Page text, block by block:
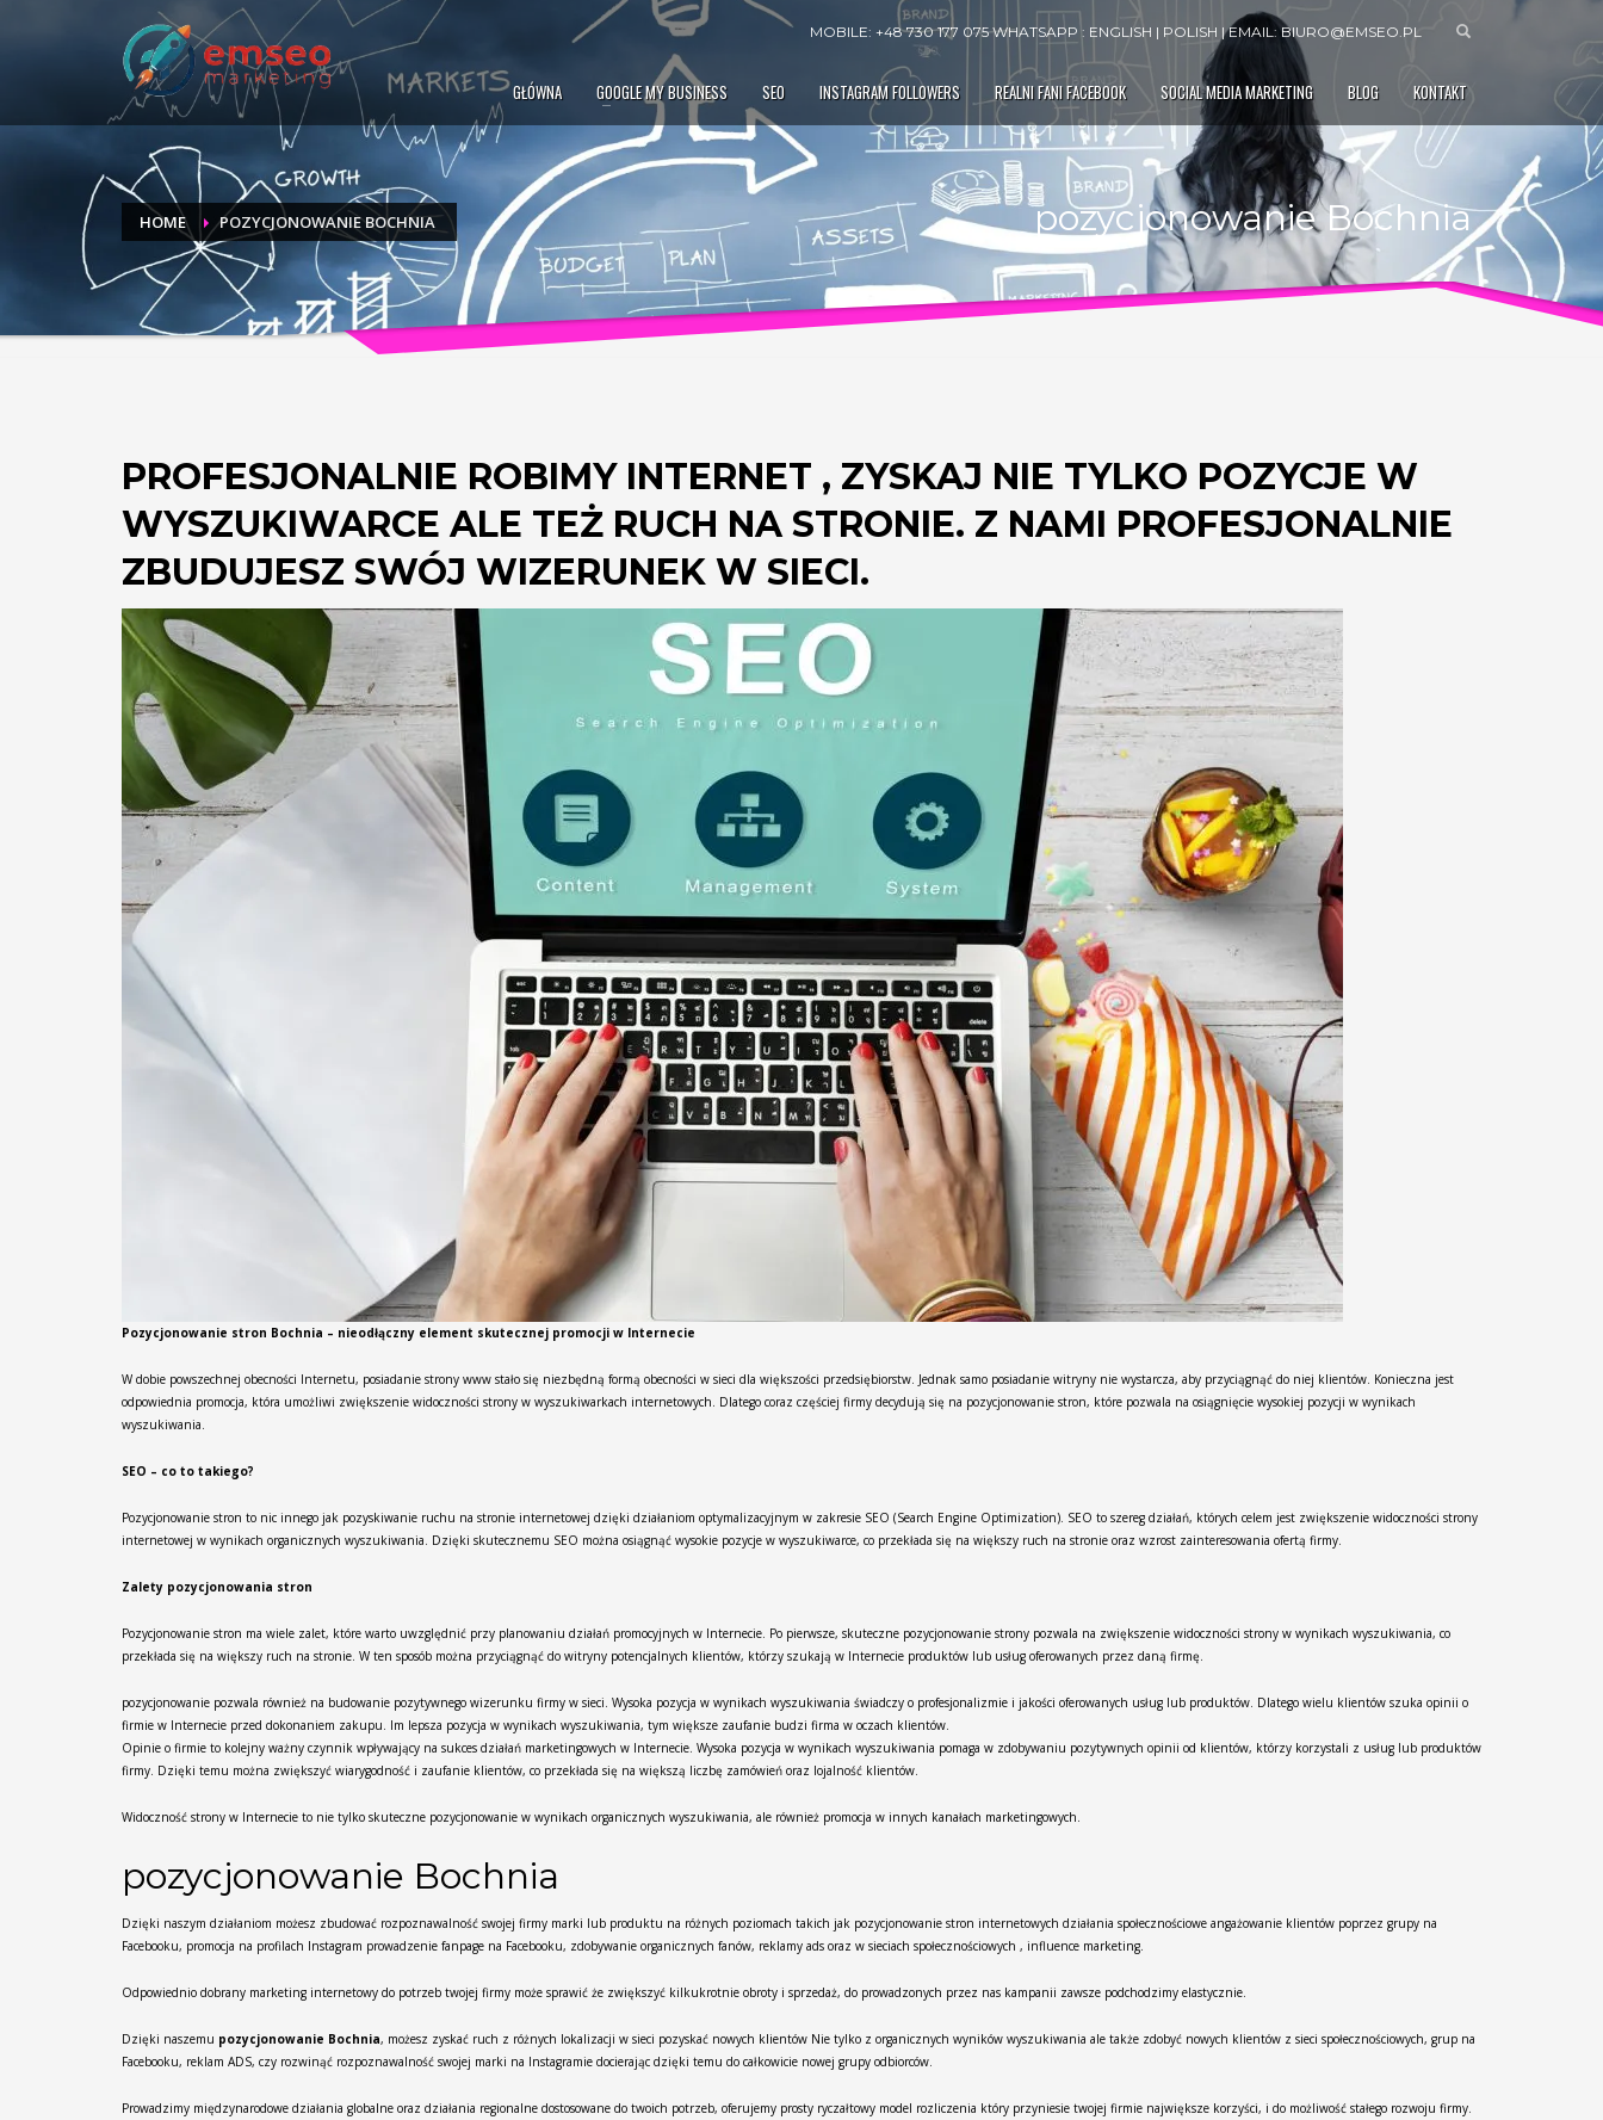
MOBILE: +48 730 177 075 WHATSAPP : ENGLISH | POLISH | EMAIL:BIURO@EMSEO.PL
GŁÓWNA GOOGLE MY BUSINESS SEO INSTAGRAM FOLLOWERS REALNI FANI FACEBOOK SOCIAL MEDIA MARKETING BLOG KONTAKT
HOME POZYCJONOWANIE BOCHNIA pozycjonowanie Bochnia
PROFESJONALNIE ROBIMY INTERNET , ZYSKAJ NIE TYLKO POZYCJE W
WYSZUKIWARCE ALE TEŻ RUCH NA STRONIE. Z NAMI PROFESJONALNIE
ZBUDUJESZ SWÓJ WIZERUNEK W SIECI.
Pozycjonowanie stron Bochnia – nieodłączny element skutecznej promocji w Internecie
W dobie powszechnej obecności Internetu, posiadanie strony www stało się niezbędną formą obecności w sieci dla większości przedsiębiorstw. Jednak samo posiadanie witryny nie wystarcza, aby przyciągnąć do niej klientów. Konieczna jest
odpowiednia promocja, która umożliwi zwiększenie widoczności strony w wyszukiwarkach internetowych. Dlatego coraz częściej firmy decydują się na pozycjonowanie stron, które pozwala na osiągnięcie wysokiej pozycji w wynikach
wyszukiwania.
SEO – co to takiego?
Pozycjonowanie stron to nic innego jak pozyskiwanie ruchu na stronie internetowej dzięki działaniom optymalizacyjnym w zakresie SEO (Search Engine Optimization). SEO to szereg działań, których celem jest zwiększenie widoczności strony
internetowej w wynikach organicznych wyszukiwania. Dzięki skutecznemu SEO można osiągnąć wysokie pozycje w wyszukiwarce, co przekłada się na większy ruch na stronie oraz wzrost zainteresowania ofertą firmy.
Zalety pozycjonowania stron
Pozycjonowanie stron ma wiele zalet, które warto uwzględnić przy planowaniu działań promocyjnych w Internecie. Po pierwsze, skuteczne pozycjonowanie strony pozwala na zwiększenie widoczności strony w wynikach wyszukiwania, co
przekłada się na większy ruch na stronie. W ten sposób można przyciągnąć do witryny potencjalnych klientów, którzy szukają w Internecie produktów lub usług oferowanych przez daną firmę.
pozycjonowanie pozwala również na budowanie pozytywnego wizerunku firmy w sieci. Wysoka pozycja w wynikach wyszukiwania świadczy o profesjonalizmie i jakości oferowanych usług lub produktów. Dlatego wielu klientów szuka opinii o
firmie w Internecie przed dokonaniem zakupu. Im lepsza pozycja w wynikach wyszukiwania, tym większe zaufanie budzi firma w oczach klientów.
Opinie o firmie to kolejny ważny czynnik wpływający na sukces działań marketingowych w Internecie. Wysoka pozycja w wynikach wyszukiwania pomaga w zdobywaniu pozytywnych opinii od klientów, którzy korzystali z usług lub produktów
firmy. Dzięki temu można zwiększyć wiarygodność i zaufanie klientów, co przekłada się na większą liczbę zamówień oraz lojalność klientów.
Widoczność strony w Internecie to nie tylko skuteczne pozycjonowanie w wynikach organicznych wyszukiwania, ale również promocja w innych kanałach marketingowych.
pozycjonowanie Bochnia
Dzięki naszym działaniom możesz zbudować rozpoznawalność swojej firmy marki lub produktu na różnych poziomach takich jak pozycjonowanie stron internetowych działania społecznościowe angażowanie klientów poprzez grupy na
Facebooku, promocja na profilach Instagram prowadzenie fanpage na Facebooku, zdobywanie organicznych fanów, reklamy ads oraz w sieciach społecznościowych , influence marketing.
Odpowiednio dobrany marketing internetowy do potrzeb twojej firmy może sprawić że zwiększyć kilkukrotnie obroty i sprzedaż, do prowadzonych przez nas kampanii zawsze podchodzimy elastycznie.
Dzięki naszemu pozycjonowanie Bochnia, możesz zyskać ruch z różnych lokalizacji w sieci pozyskać nowych klientów Nie tylko z organicznych wyników wyszukiwania ale także zdobyć nowych klientów z sieci społecznościowych, grup na
Facebooku, reklam ADS, czy rozwinąć rozpoznawalność swojej marki na Instagramie docierając dzięki temu do całkowicie nowej grupy odbiorców.
Prowadzimy międzynarodowe działania globalne oraz działania regionalne dostosowane do twoich potrzeb, oferujemy prosty ryczałtowy model rozliczenia który przyniesie twojej firmie największe korzyści, i do możliwość stałego rozwoju firmy.